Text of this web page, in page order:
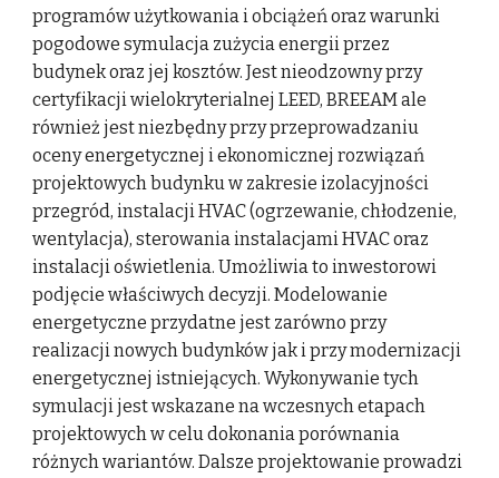
programów użytkowania i obciążeń oraz warunki
pogodowe symulacja zużycia energii przez
budynek oraz jej kosztów. Jest nieodzowny przy
certyfikacji wielokryterialnej LEED, BREEAM ale
również jest niezbędny przy przeprowadzaniu
oceny energetycznej i ekonomicznej rozwiązań
projektowych budynku w zakresie izolacyjności
przegród, instalacji HVAC (ogrzewanie, chłodzenie,
wentylacja), sterowania instalacjami HVAC oraz
instalacji oświetlenia. Umożliwia to inwestorowi
podjęcie właściwych decyzji. Modelowanie
energetyczne przydatne jest zarówno przy
realizacji nowych budynków jak i przy modernizacji
energetycznej istniejących. Wykonywanie tych
symulacji jest wskazane na wczesnych etapach
projektowych w celu dokonania porównania
różnych wariantów. Dalsze projektowanie prowadzi